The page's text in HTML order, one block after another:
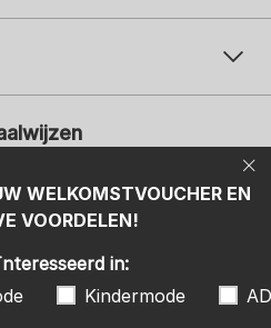
Kindermode
ik het eens om de nieuwsbrief of
SCHIESSER GmbH te ontvangen en
WELKOMSTVOUCHER EN
VOORDELEN!
in:
Kindermode